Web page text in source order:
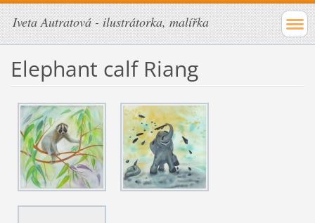
Iveta Autratová - ilustrátorka, malířka
Elephant calf Riang